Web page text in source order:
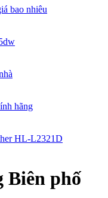
bao nhiêu
hãng
HL-L2321D
Biên phố